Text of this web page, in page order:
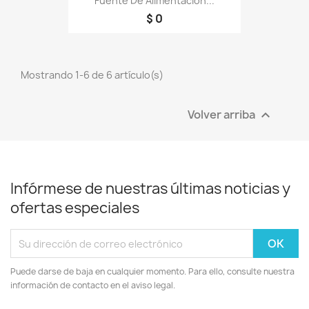
$ 0
Mostrando 1-6 de 6 artículo(s)
Volver arriba 
Infórmese de nuestras últimas noticias y
ofertas especiales
Puede darse de baja en cualquier momento. Para ello, consulte nuestra
información de contacto en el aviso legal.